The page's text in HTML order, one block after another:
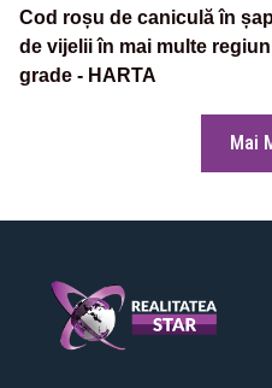
Cod roșu de caniculă în
de vijelii în mai multe
grade - HARTA
Mai